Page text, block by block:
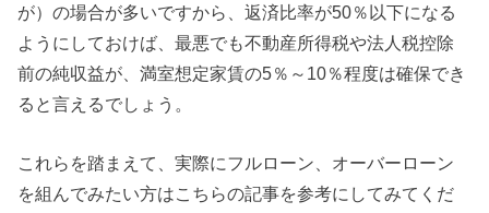
が）の場合が多いですから、返済比率が50％以下になる
ようにしておけば、最悪でも不動産所得税や法人税控除
前の純収益が、満室想定家賃の5％～10％程度は確保でき
ると言えるでしょう。
これらを踏まえて、実際にフルローン、オーバーローン
を組んでみたい方はこちらの記事を参考にしてみてくだ